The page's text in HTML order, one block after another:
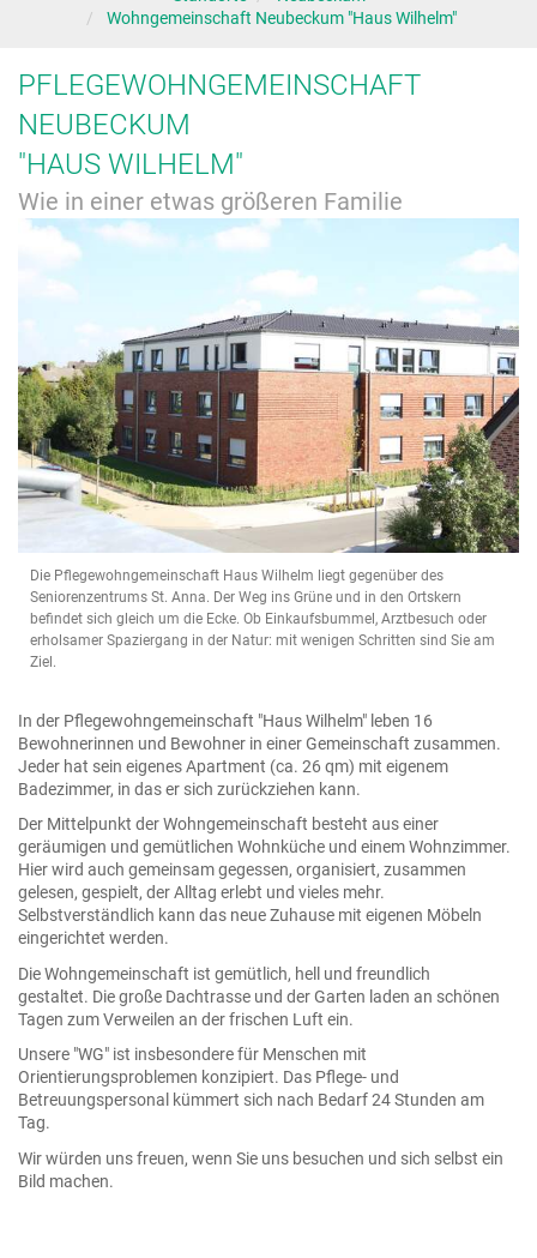
Wohngemeinschaft Neubeckum "Haus Wilhelm"
PFLEGEWOHNGEMEINSCHAFT
NEUBECKUM
"HAUS WILHELM"
Wie in einer etwas größeren Familie
Die Pflegewohngemeinschaft Haus Wilhelm liegt gegenüber des
Seniorenzentrums St. Anna. Der Weg ins Grüne und in den Ortskern
befindet sich gleich um die Ecke. Ob Einkaufsbummel, Arztbesuch oder
erholsamer Spaziergang in der Natur: mit wenigen Schritten sind Sie am
Ziel.
In der Pflegewohngemeinschaft "Haus Wilhelm" leben 16
Bewohnerinnen und Bewohner in einer Gemeinschaft zusammen.
Jeder hat sein eigenes Apartment (ca. 26 qm) mit eigenem
Badezimmer, in das er sich zurückziehen kann.
Der Mittelpunkt der Wohngemeinschaft besteht aus einer
geräumigen und gemütlichen Wohnküche und einem Wohnzimmer.
Hier wird auch gemeinsam gegessen, organisiert, zusammen
gelesen, gespielt, der Alltag erlebt und vieles mehr.
Selbstverständlich kann das neue Zuhause mit eigenen Möbeln
eingerichtet werden.
Die Wohngemeinschaft ist gemütlich, hell und freundlich
gestaltet. Die große Dachtrasse und der Garten laden an schönen
Tagen zum Verweilen an der frischen Luft ein.
Unsere "WG" ist insbesondere für Menschen mit
Orientierungsproblemen konzipiert. Das Pflege- und
Betreuungspersonal kümmert sich nach Bedarf 24 Stunden am
Tag.
Wir würden uns freuen, wenn Sie uns besuchen und sich selbst ein
Bild machen.